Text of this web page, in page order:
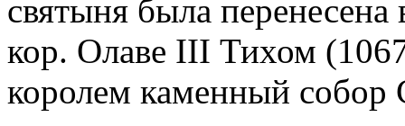
святыня была
кор. Олаве III Тихом
королем каменный